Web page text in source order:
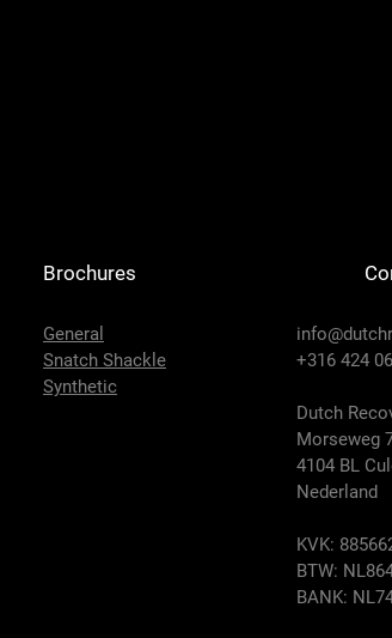
Brochures
General
Snatch Shackle
Synthetic
+316 424
Dutch
Morseweg
4104 BL
Nederland
KVK:
BTW:
BANK: